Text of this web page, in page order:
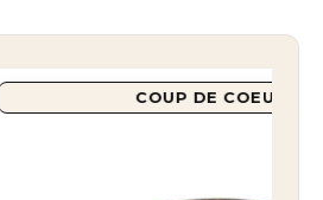
COUP DE COEUR